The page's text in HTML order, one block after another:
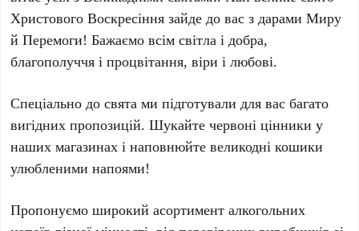
Христового Воскресіння зайде до вас з дарами Миру
й Перемоги! Бажаємо всім світла і добра,
благополуччя і процвітання, віри і любові.
Спеціально до свята ми підготували для вас багато
вигідних пропозицій. Шукайте червоні цінники у
наших магазинах і наповнюйте великодні кошики
улюбленими напоями!
Пропонуємо широкий асортимент алкогольних